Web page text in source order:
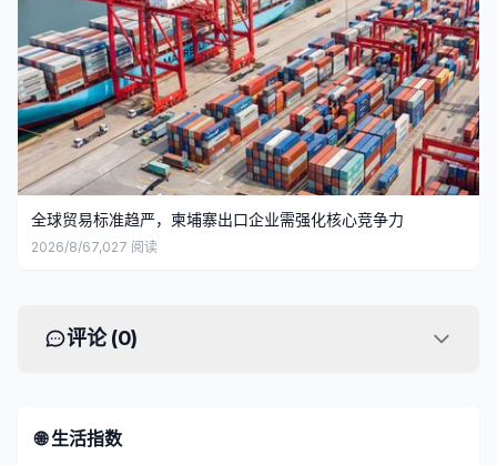
全球贸易标准趋严，柬埔寨出口企业需强化核心竞争力
2026/8/67,027 阅读
评论 (0)
🌐 生活指数